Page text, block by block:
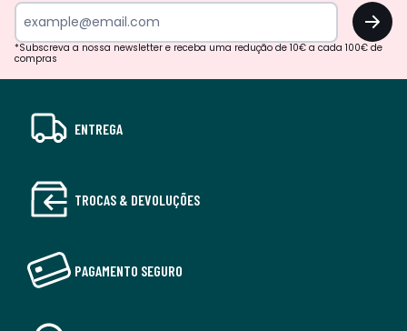
OK
*Subscreva a nossa newsletter e receba uma redução de 10€ a cada 100€ de
compras
ENTREGA
TROCAS & DEVOLUÇÕES
PAGAMENTO SEGURO